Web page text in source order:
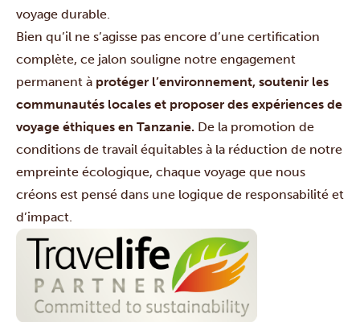
voyage durable.
Bien qu’il ne s’agisse pas encore d’une certification
complète, ce jalon souligne notre engagement
permanent à protéger l’environnement, soutenir les
communautés locales et proposer des expériences de
voyage éthiques en Tanzanie. De la promotion de
conditions de travail équitables à la réduction de notre
empreinte écologique, chaque voyage que nous
créons est pensé dans une logique de responsabilité et
d’impact.